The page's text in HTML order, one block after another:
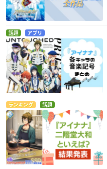
話題 アプリ
ランキング 話題